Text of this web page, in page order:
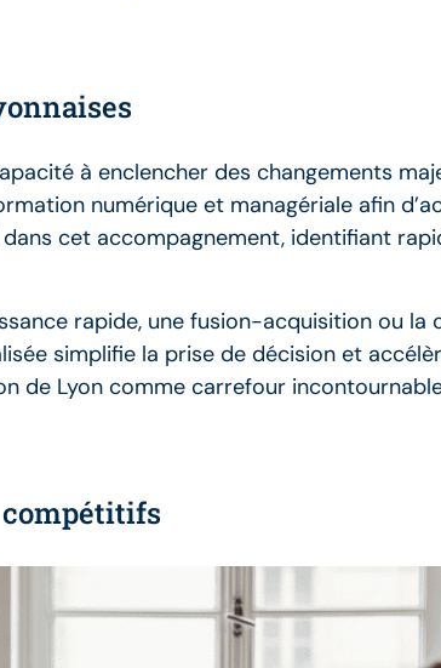
à enclencher des changements
numérique et managériale afin
cet accompagnement, identifiant
rapide, une fusion-acquisition ou la
simplifie la prise de décision et
de Lyon comme carrefour
compétitifs